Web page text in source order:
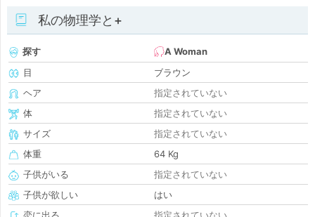
私の物理学と+
探す
A Woman
目
ブラウン
ヘア
指定されていない
体
指定されていない
サイズ
指定されていない
体重
64 Kg
子供がいる
指定されていない
子供が欲しい
はい